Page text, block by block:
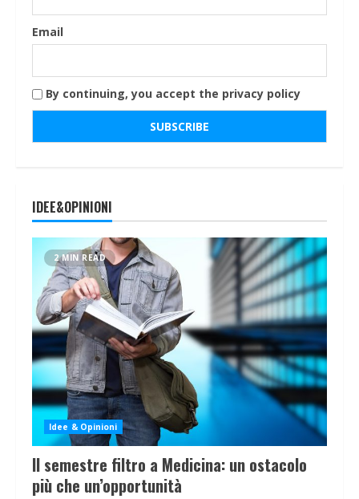
Email
By continuing, you accept the privacy policy
IDEE&OPINIONI
2 MIN READ
Idee & Opinioni
Il semestre filtro a Medicina: un ostacolo
più che un’opportunità